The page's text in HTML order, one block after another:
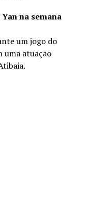
na semana
um jogo do
uma atuação